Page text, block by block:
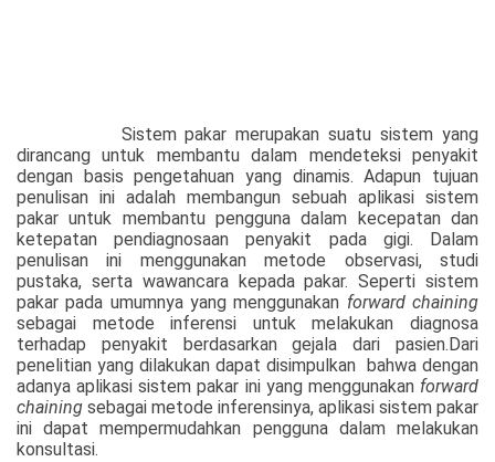
Sistem pakar merupakan suatu sistem yang
dirancang untuk membantu dalam mendeteksi penyakit
dengan basis pengetahuan yang dinamis. Adapun tujuan
penulisan ini adalah membangun sebuah aplikasi sistem
pakar untuk membantu pengguna dalam kecepatan dan
ketepatan pendiagnosaan penyakit pada gigi. Dalam
penulisan ini menggunakan metode observasi, studi
pustaka, serta wawancara kepada pakar. Seperti sistem
pakar pada umumnya yang menggunakan forward chaining
sebagai metode inferensi untuk melakukan diagnosa
terhadap penyakit berdasarkan gejala dari pasien.Dari
penelitian yang dilakukan dapat disimpulkan
bahwa dengan
adanya aplikasi sistem pakar ini yang menggunakan forward
chaining sebagai metode inferensinya, aplikasi sistem pakar
ini dapat mempermudahkan pengguna dalam melakukan
konsultasi.